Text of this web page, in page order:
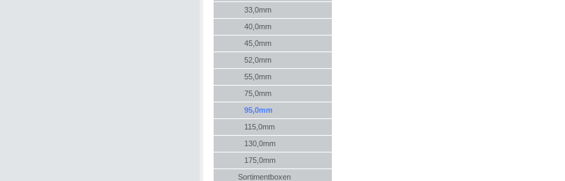
33,0mm
40,0mm
45,0mm
52,0mm
55,0mm
75,0mm
95,0mm
115,0mm
130,0mm
175,0mm
Sortimentboxen